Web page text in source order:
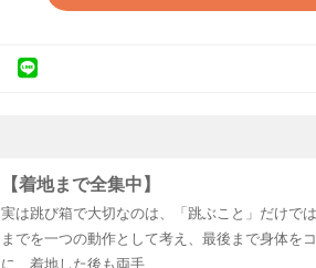
【着地まで全集中】
実は跳び箱で大切なのは、「跳ぶこと」だけで
までを一つの動作として考え、最後まで身体を
に、着地した後も両手…